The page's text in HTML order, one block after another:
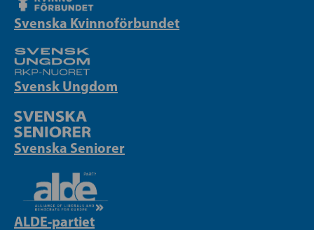
Svenska Kvinnoförbundet
Svensk Ungdom
Svenska Seniorer
ALDE-partiet